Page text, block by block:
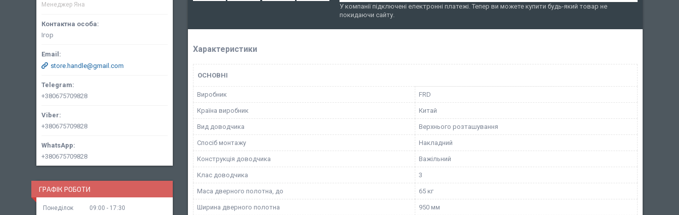
У компанії підключені електронні платежі. Тепер ви можете купити будь-який товар не
покидаючи сайту.
Характеристики
ОСНОВНІ
Виробник FRD
Країна виробник Китай
Вид доводчика Верхнього розташування
Спосіб монтажу Накладний
Конструкція доводчика Важільний
Клас доводчика 3
Маса дверного полотна, до 65 кг
Ширина дверного полотна 950 мм
Менеджер Яна
Ігор
store.handle@gmail.com
+380675709828
+380675709828
+380675709828
ГРАФІК РОБОТИ
Понеділок 09:00
17:30